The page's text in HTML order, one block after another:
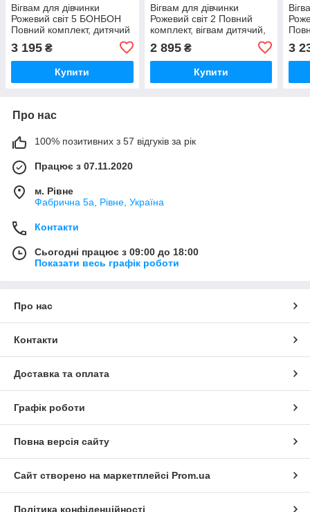
Вігвам для дівчинки
Рожевий світ 5 БОНБОН
Повний комплект, дитячий
вігвам для дітей, дитяча
палатка
3 195 ₴
Купити
Вігвам для дівчинки
Рожевий світ 2 Повний
комплект, вігвам дитячий,
вігвам для дітей, дитяча
палатка, дитячий намет,
вігвам
2 895₴
Купити
3
Про нас
100% позитивних з 57 відгуків за рік
Працює з 07.11.2020
м. Рівне
Фабрична 5а, Рівне, Україна
Контакти
Сьогодні працює з 09:00 до 18:00
Показати весь графік роботи
Про нас
Контакти
Доставка та оплата
Графік роботи
Повна версія сайту
Сайт створено на маркетплейсі Prom.ua
Політика конфіденційності